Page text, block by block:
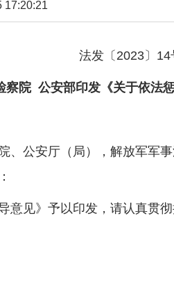
17:20:21
法发〔2023〕14
院 公安部印发《关于依法
、公安厅（局），解放军军
见》予以印发，请认真贯